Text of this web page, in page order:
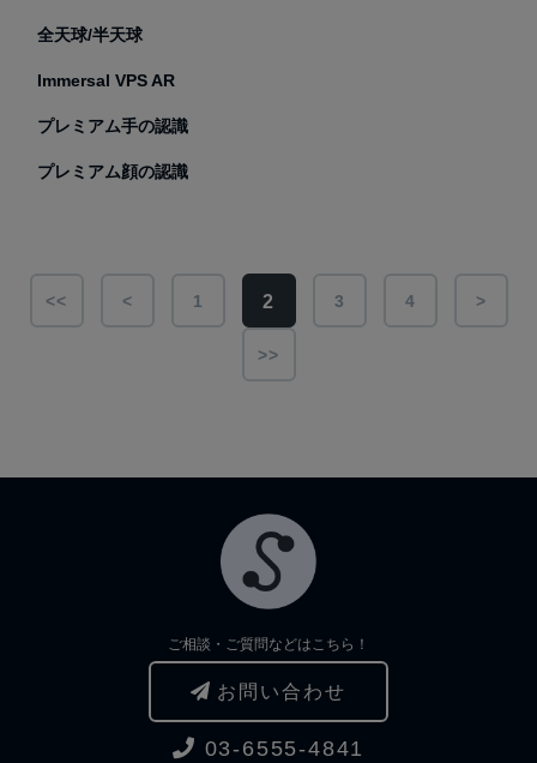
全天球/半天球
Immersal VPS AR
プレミアム手の認識
プレミアム顔の認識
<< < 1 2 3 4 >
>>
ご相談・ご質問などはこちら！
お問い合わせ
03-6555-4841